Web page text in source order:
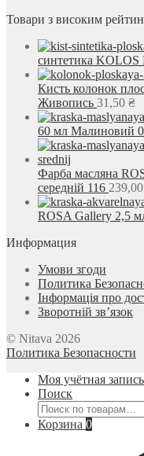
Товари з високим
синтетика KOLOS
Кисть колонок
Живопись 31,50 ₴
60 мл Малиновий
Фарба масляна
середній 116 239,00
ROSA Gallery 2,5
Информация
Умови згоди
Политика
Інформація про
Зворотній зв’язок
© Nitava 2026
Политика Безопасности
Моя учётная запись
Поиск
Искать:
Корзина 0